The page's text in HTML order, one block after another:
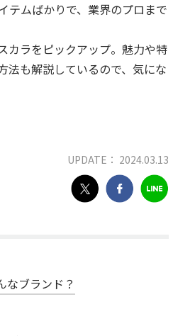
テムばかりで、業界のプロまで
カラをピックアップ。魅力や特
法も解説しているので、気にな
UPDATE： 2024.03.13
なブランド？